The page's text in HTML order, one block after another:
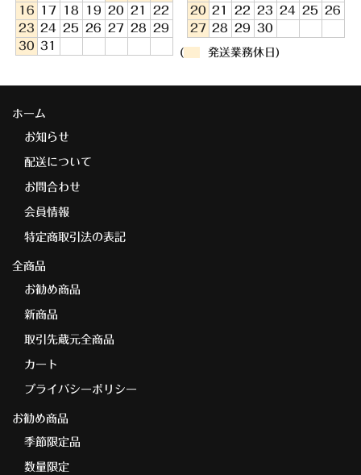
16
17 18 19 20 21
22
23 24 25 26 27 28
29
30 31
20 21 22 23 24 25
26
27 28 29 30
( 発送業務休日)
ホーム
お知らせ
配送について
お問合わせ
会員情報
特定商取引法の表記
全商品
お勧め商品
新商品
取引先蔵元全商品
カート
プライバシーポリシー
お勧め商品
季節限定品
数量限定